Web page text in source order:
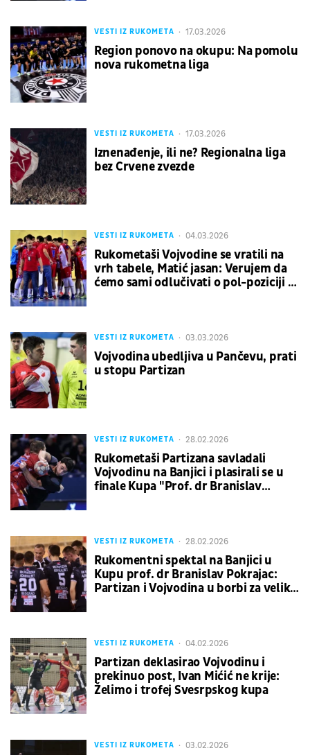
VESTI IZ RUKOMETA 17.03.2026
Region ponovo na okupu: Na pomolu
nova rukometna liga
VESTI IZ RUKOMETA 17.03.2026
Iznenađenje, ili ne? Regionalna liga
bez Crvene zvezde
VESTI IZ RUKOMETA 04.03.2026
Rukometaši Vojvodine se vratili na
vrh tabele, Matić jasan: Verujem da
ćemo sami odlučivati o pol-poziciji u
VESTI IZ RUKOMETA 03.03.2026
Vojvodina ubedljiva u Pančevu, prati
u stopu Partizan
VESTI IZ RUKOMETA 28.02.2026
Rukometaši Partizana savladali
Vojvodinu na Banjici i plasirali se u
finale Kupa "Prof. dr Branislav
VESTI IZ RUKOMETA 28.02.2026
Rukomentni spektal na Banjici u
Kupu prof. dr Branislav Pokrajac:
Partizan i Vojvodina u borbi za veliko
VESTI IZ RUKOMETA 04.02.2026
Partizan deklasirao Vojvodinu i
prekinuo post, Ivan Mićić ne krije:
Želimo i trofej Svesrpskog kupa
VESTI IZ RUKOMETA 03.02.2026